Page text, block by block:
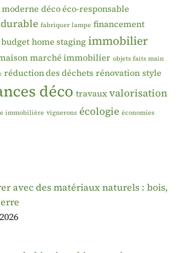
déco éco-responsable
fabriquer lampe financement
home staging immobilier
marché immobilier objets faits main
réduction des déchets rénovation style
déco travaux valorisation
immobilière vignerons écologie économies
avec des matériaux naturels : bois,